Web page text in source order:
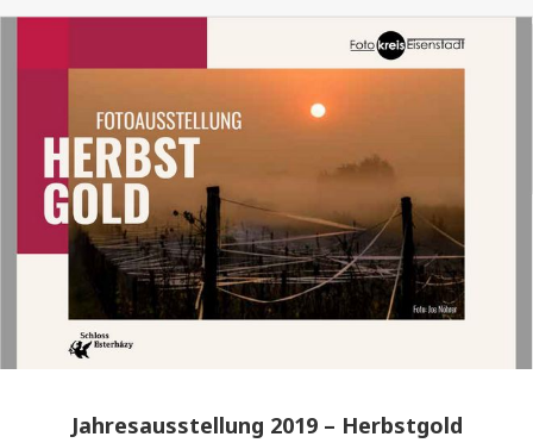
Jahresausstellung 2019 – Herbstgold